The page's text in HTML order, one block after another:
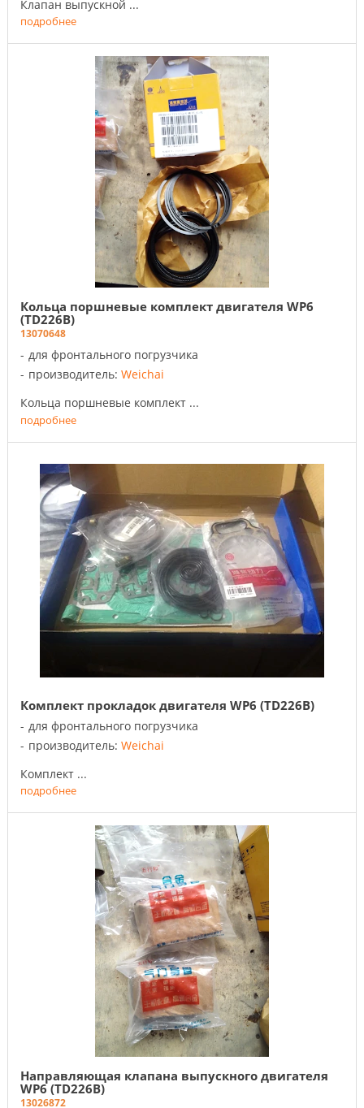
Клапан выпускной ...
подробнее
Кольца поршневые комплект двигателя WP6
(TD226B)
13070648
для фронтального погрузчика
производитель: Weichai
Кольца поршневые комплект ...
подробнее
Комплект прокладок двигателя WP6 (TD226B)
для фронтального погрузчика
производитель: Weichai
Комплект ...
подробнее
Направляющая клапана выпускного двигателя
WP6 (TD226B)
13026872